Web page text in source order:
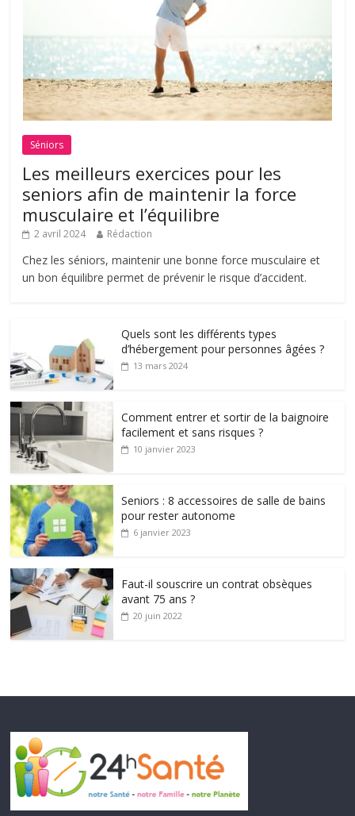
Séniors
Les meilleurs exercices pour les
seniors afin de maintenir la force
musculaire et l’équilibre
2 avril 2024 Rédaction
Chez les séniors, maintenir une bonne force musculaire et
un bon équilibre permet de prévenir le risque d’accident.
Quels sont les différents types
d’hébergement pour personnes âgées ?
13 mars 2024
Comment entrer et sortir de la baignoire
facilement et sans risques ?
10 janvier 2023
Seniors : 8 accessoires de salle de bains
pour rester autonome
6 janvier 2023
Faut-il souscrire un contrat obsèques
avant 75 ans ?
20 juin 2022